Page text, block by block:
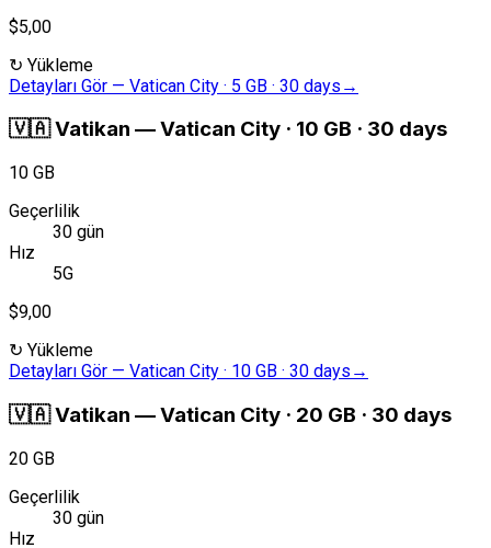
$5,00
↻ Yükleme
Detayları Gör — Vatican City · 5 GB · 30 days →
🇻🇦Vatikan —Vatican City · 10 GB · 30 days
10 GB
Geçerlilik
30 gün
Hız
5G
$9,00
↻ Yükleme
Detayları Gör — Vatican City · 10 GB · 30 days →
🇻🇦Vatikan —Vatican City · 20 GB · 30 days
20 GB
Geçerlilik
30 gün
Hız